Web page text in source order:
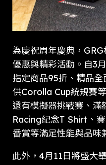
為慶祝周年慶典，
優惠與精彩活動。自3
指定商品95折、精品
供Corolla Cup統規賽
還有模擬器挑戰賽、
Racing紀念T Shirt、
番賞等滿足性能與品味
此外，4月11日將盛大